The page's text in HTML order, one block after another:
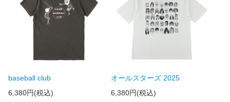
baseball club
6,380円(税込)
オールスターズ 2025
6,380円(税込)